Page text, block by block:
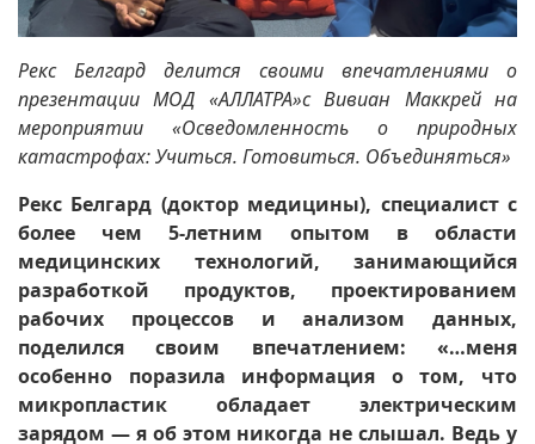
Рекс Белгард делится своими впечатлениями о
презентации МОД «АЛЛАТРА»с Вивиан Маккрей на
мероприятии «Осведомленность о природных
катастрофах: Учиться. Готовиться. Объединяться»
Рекс Белгард (доктор медицины), специалист с
более чем 5-летним опытом в области
медицинских технологий, занимающийся
разработкой продуктов, проектированием
рабочих процессов и анализом данных,
поделился своим впечатлением: «…меня
особенно поразила информация о том, что
микропластик обладает электрическим
зарядом — я об этом никогда не слышал. Ведь у